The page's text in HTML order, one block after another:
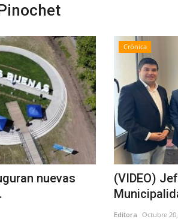
nuevas
Crónica
(VIDEO)
Editora Octubre